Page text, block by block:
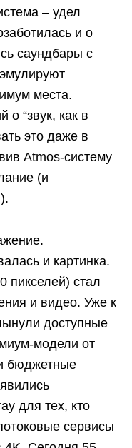
– удел
и о
саундбары с
места.
“звук, как в
это даже в
Atmos-систему
(и
и картинка.
пикселей) стал
и видео. Уже к
доступные
модели от
бюджетные
для тех, кто
сервисы